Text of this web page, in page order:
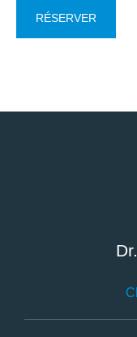
RÉSERVER